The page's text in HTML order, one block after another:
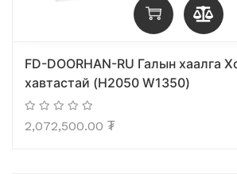
FD-DOORHAN-RU Галын хаалга
хавтастай (H2050 W1350)
2,072,500.00 ₮